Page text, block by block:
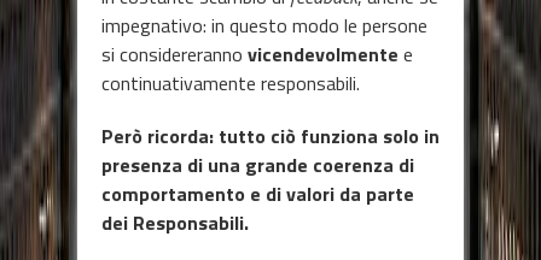
impegnativo: in questo modo le persone
si considereranno vicendevolmente e
continuativamente responsabili.
Però ricorda: tutto ciò funziona solo in
presenza di una grande coerenza di
comportamento e di valori da parte
dei Responsabili.